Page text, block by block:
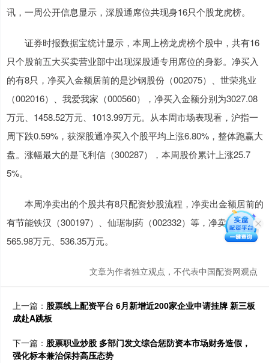
讯，一周公开信息显示，深股通席位共现身16只个股龙虎榜。
证券时报数据宝统计显示，本周上榜龙虎榜个股中，共有16
只个股前五大买卖营业部中出现深股通专用席位的身影。净买入
的有8只，净买入金额居前的是沙钢股份（002075）、世荣兆业
（002016）、我爱我家（000560），净买入金额分别为3027.08
万元、1458.52万元、1013.99万元。从本周市场表现看，沪指一
周下跌0.59%，获深股通净买入个股平均上涨6.80%，整体跑赢大
盘。涨幅最大的是飞利信（300287），本周股价累计上涨25.7
5%。
本周净卖出的个股共有8只配资炒股流程，净卖出金额居前的
有节能铁汉（300197）、仙琚制药（002332）等，净卖出金额为
565.98万元、536.35万元。
文章为作者独立观点，不代表中国配资网观点
上一篇： 股票线上配资平台 6月新增近200家企业申请挂牌 新三板
成赴A跳板
下一篇： 股票职业炒股 多部门发文综合惩防资本市场财务造假，
强化标本兼治保持高压态势